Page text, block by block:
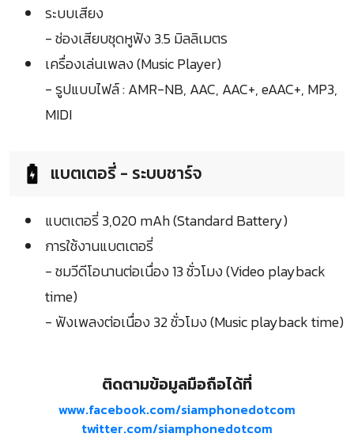
ระบบเสียง
- ช่องเสียบชุดหูฟัง 3.5 มิลลิเมตร
เครื่องเล่นเพลง (Music Player)
- รูปแบบไฟล์ : AMR-NB, AAC, AAC+, eAAC+, MP3,
MIDI
แบตเตอรี่ - ระบบชาร์จ
แบตเตอรี่ 3,020 mAh (Standard Battery)
การใช้งานแบตเตอรี่
- ชมวีดีโอนานต่อเนื่อง 13 ชั่วโมง (Video playback
time)
- ฟังเพลงต่อเนื่อง 32 ชั่วโมง (Music playback time)
ติดตามข้อมูลมือถือได้ที่
www.facebook.com/siamphonedotcom
twitter.com/siamphonedotcom